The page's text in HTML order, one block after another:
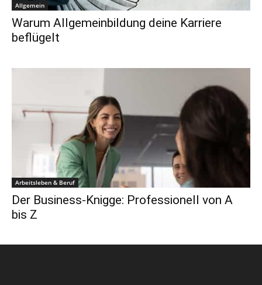
Allgemein
Warum Allgemeinbildung deine Karriere
beflügelt
Arbeitsleben & Beruf
Der Business-Knigge: Professionell von A
bis Z